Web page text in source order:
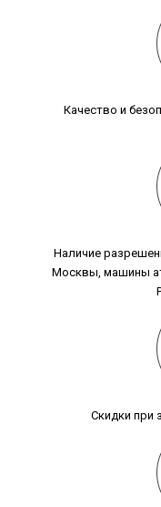
Качество и
Наличие
Москвы, машины
Скидки при